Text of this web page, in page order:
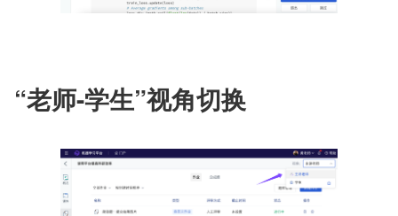
“老师-学生”视角切换